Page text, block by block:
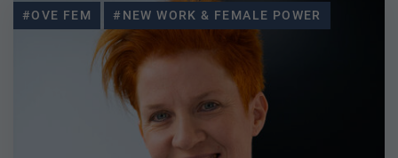
#OVE FEM #NEW WORK & FEMALE POWER